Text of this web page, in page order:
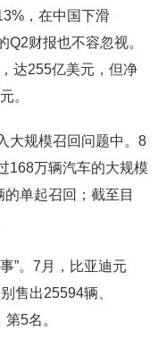
，在中国下滑
财报也不容忽视。
达255亿美元，但净
。
规模召回问题中。8
168万辆汽车的大规模
单起召回；截至目
”。7月，比亚迪元
售出25594辆、
5名。